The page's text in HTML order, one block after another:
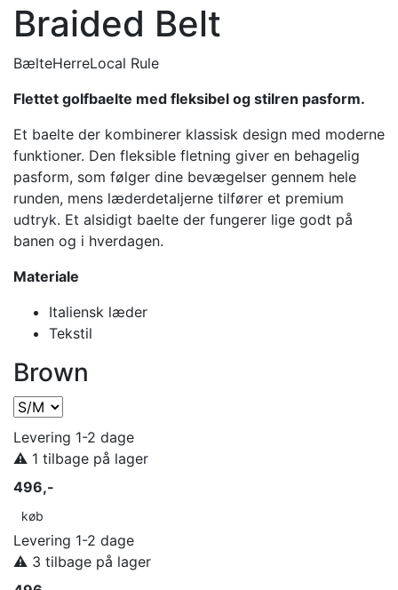
Braided Belt
BælteHerreLocal Rule
Flettet golfbaelte med fleksibel og stilren pasform.
Et baelte der kombinerer klassisk design med moderne
funktioner. Den fleksible fletning giver en behagelig
pasform, som følger dine bevægelser gennem hele
runden, mens læderdetaljerne tilfører et premium
udtryk. Et alsidigt baelte der fungerer lige godt på
banen og i hverdagen.
Materiale
Italiensk læder
Tekstil
Brown
Levering 1-2 dage
⚠️ 1 tilbage på lager
496,-
køb
Levering 1-2 dage
⚠️ 3 tilbage på lager